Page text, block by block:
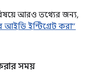
আরও তথ্যের জন্য,
আইডি ইন্টিগ্রেট করা”
সময়